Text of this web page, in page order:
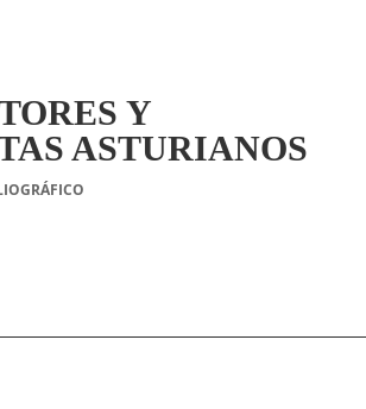
Y
ASTURIANOS